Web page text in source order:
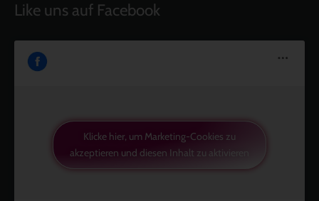
Like uns auf Facebook
Klicke hier, um Marketing-Cookies zu
akzeptieren und diesen Inhalt zu aktivieren